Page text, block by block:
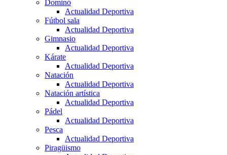
Dominó
Actualidad Deportiva
Fútbol sala
Actualidad Deportiva
Gimnasio
Actualidad Deportiva
Kárate
Actualidad Deportiva
Natación
Actualidad Deportiva
Natación artística
Actualidad Deportiva
Pádel
Actualidad Deportiva
Pesca
Actualidad Deportiva
Piragüismo